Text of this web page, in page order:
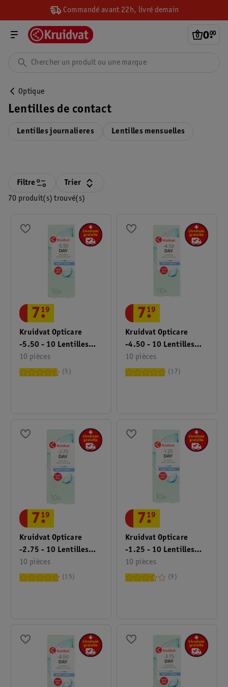
Commandé avant 22h, livré demain
0.
00
Optique
Lentilles de contact
Lentilles journalieres Lentilles mensuelles
70 produit(s) trouvé(s)
Filtre Trier
Kruidvat Opticare
-5.50 - 10 Lentilles
Quotidiennes Souples
10 pièces
7.
19
5
Kruidvat Opticare
-4.50 - 10 Lentilles
Quotidiennes Souples
10 pièces
7.
19
17
Kruidvat Opticare
-2.75 - 10 Lentilles
Quotidiennes Souples
10 pièces
7.
19
15
Kruidvat Opticare
-1.25 - 10 Lentilles
Quotidiennes Souples
10 pièces
7.
19
9